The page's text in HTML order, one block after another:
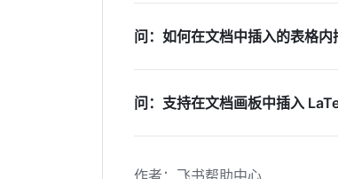
问：如何在文档中插入的表格内
问：支持在文档画板中插入
作者 ： 飞书帮助中心